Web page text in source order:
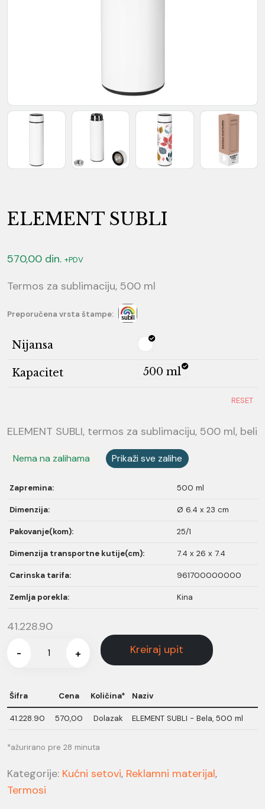
ELEMENT SUBLI
570,00 din. +PDV
Termos za sublimaciju, 500 ml
Preporučena vrsta štampe:
Nijansa
Kapacitet 500 ml
RESET
ELEMENT SUBLI, termos za sublimaciju, 500 ml, beli
Nema na zalihama Prikaži sve zalihe
Zapremina: 500 ml
Dimenzija: Ø 6.4 x 23 cm
Pakovanje(kom): 25/1
Dimenzija transportne kutije(cm): 7.4 x 26 x 7.4
Carinska tarifa: 961700000000
Zemlja porekla: Kina
41.228.90
- + Kreiraj upit
Šifra Cena Količina* Naziv
41.228.90 570,00 Dolazak ELEMENT SUBLI - Bela, 500 ml
*ažurirano pre 28 minuta
Kategorije: Kućni setovi, Reklamni materijal,
Termosi